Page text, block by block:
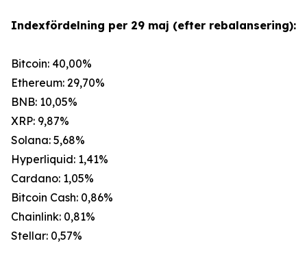
Indexfördelning per 29 maj (efter rebalansering):
Bitcoin: 40,00%
Ethereum: 29,70%
BNB: 10,05%
XRP: 9,87%
Solana: 5,68%
Hyperliquid: 1,41%
Cardano: 1,05%
Bitcoin Cash: 0,86%
Chainlink: 0,81%
Stellar: 0,57%